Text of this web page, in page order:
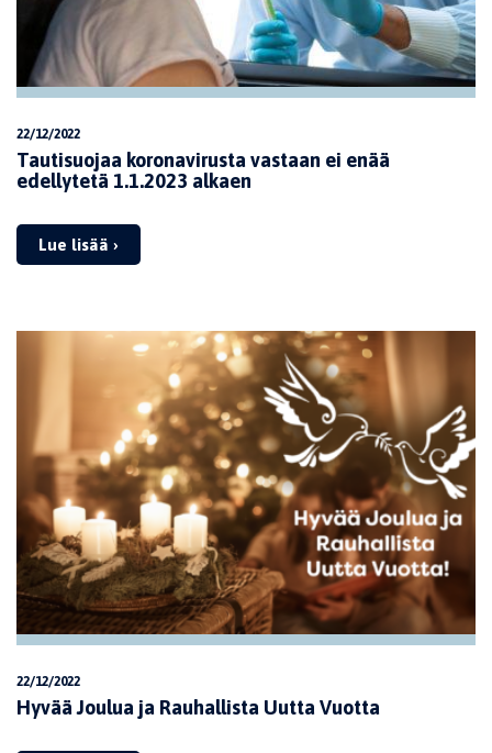
22/12/2022
Tautisuojaa koronavirusta vastaan ei enää
edellytetä 1.1.2023 alkaen
Lue lisää ›
22/12/2022
Hyvää Joulua ja Rauhallista Uutta Vuotta